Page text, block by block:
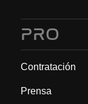
PRO
Contratación
Prensa